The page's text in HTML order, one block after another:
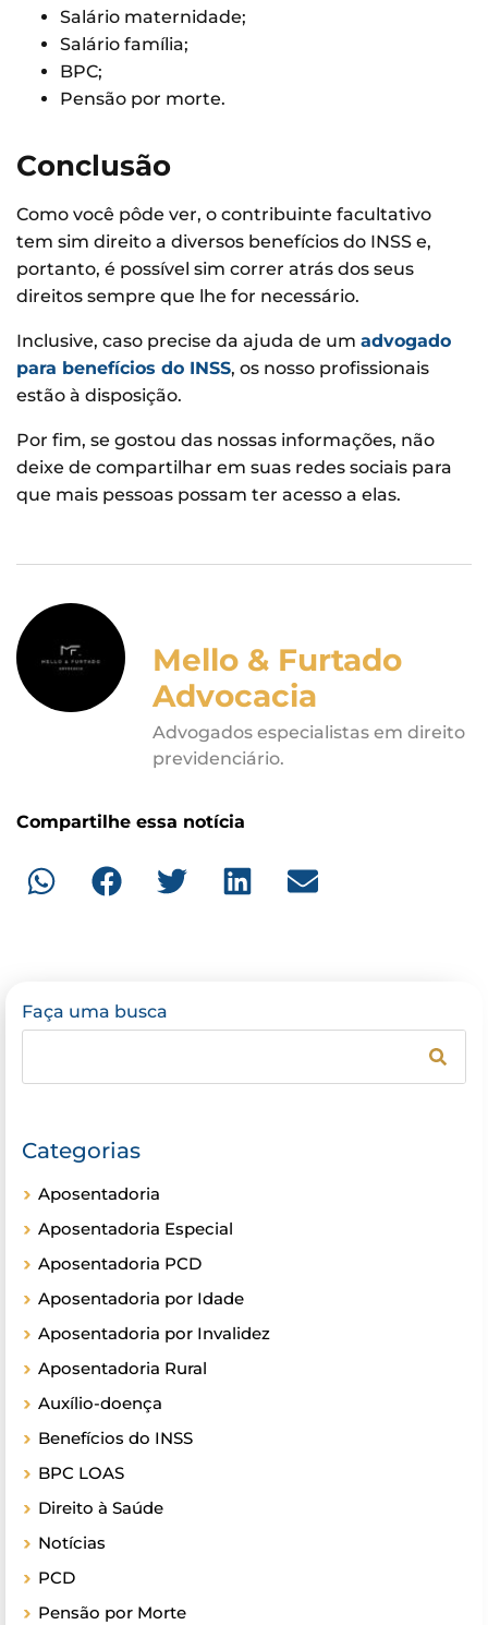
Salário maternidade;
Salário família;
BPC;
Pensão por morte.
Conclusão
Como você pôde ver, o contribuinte facultativo
tem sim direito a diversos benefícios do INSS e,
portanto, é possível sim correr atrás dos seus
direitos sempre que lhe for necessário.
Inclusive, caso precise da ajuda de um advogado
para benefícios do INSS, os nosso profissionais
estão à disposição.
Por fim, se gostou das nossas informações, não
deixe de compartilhar em suas redes sociais para
que mais pessoas possam ter acesso a elas.
Mello & Furtado
Advocacia
Advogados especialistas em direito
previdenciário.
Compartilhe essa notícia
Faça uma busca
Categorias
Aposentadoria
Aposentadoria Especial
Aposentadoria PCD
Aposentadoria por Idade
Aposentadoria por Invalidez
Aposentadoria Rural
Auxílio-doença
Benefícios do INSS
BPC LOAS
Direito à Saúde
Notícias
PCD
Pensão por Morte